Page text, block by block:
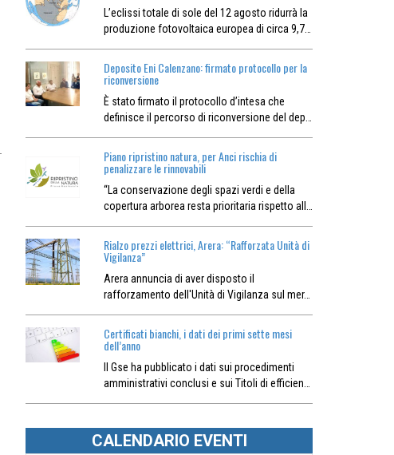
L’eclissi totale di sole del 12 agosto ridurrà la
produzione fotovoltaica europea di circa 9,7…
Deposito Eni Calenzano: firmato protocollo per la
riconversione
È stato firmato il protocollo d’intesa che
definisce il percorso di riconversione del dep…
Piano ripristino natura, per Anci rischia di
penalizzare le rinnovabili
“La conservazione degli spazi verdi e della
copertura arborea resta prioritaria rispetto all…
Rialzo prezzi elettrici, Arera: “Rafforzata Unità di
Vigilanza”
Arera annuncia di aver disposto il
rafforzamento dell'Unità di Vigilanza sul mer…
Certificati bianchi, i dati dei primi sette mesi
dell’anno
Il Gse ha pubblicato i dati sui procedimenti
amministrativi conclusi e sui Titoli di efficien…
CALENDARIO EVENTI